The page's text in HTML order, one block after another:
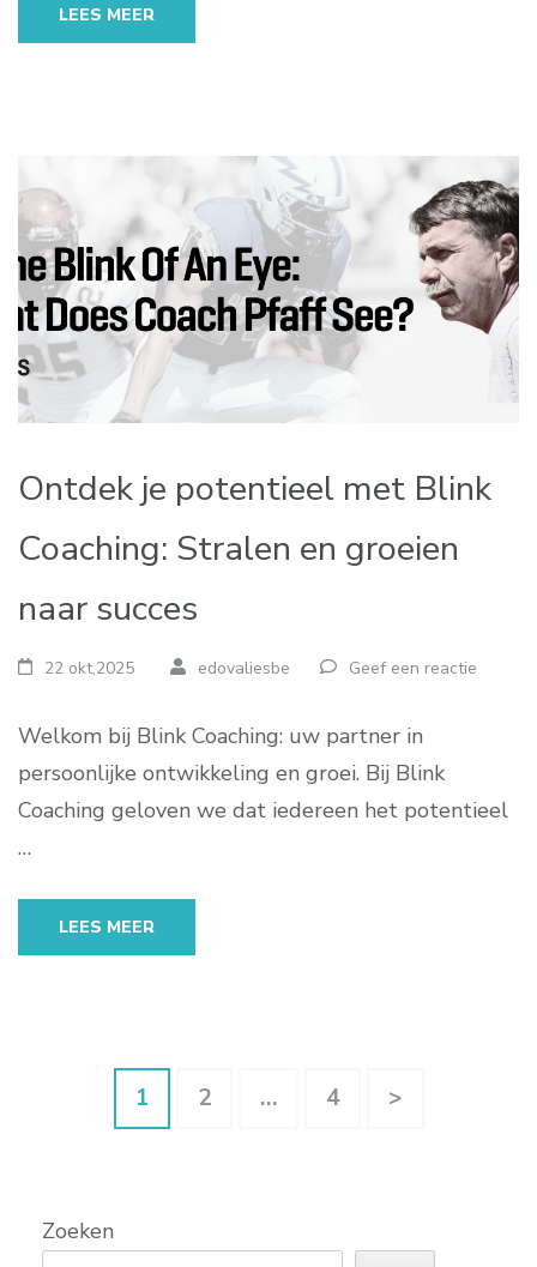
LEES MEER
Ontdek je potentieel met Blink
Coaching: Stralen en groeien
naar succes
22 okt,2025 edovaliesbe Geef een reactie
Welkom bij Blink Coaching: uw partner in
persoonlijke ontwikkeling en groei. Bij Blink
Coaching geloven we dat iedereen het potentieel
…
LEES MEER
BerichtenPagina
1 Pagina
2 … Pagina
4 >
Zoeken